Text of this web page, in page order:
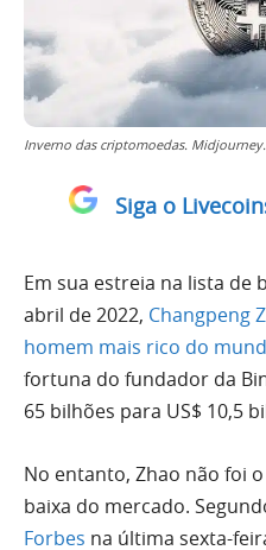
Inverno das criptomoedas. Midjourney.
Siga o
Em sua estreia na lista de
abril de 2022, Changpeng
homem mais rico do
fortuna do fundador da
65 bilhões para US$ 10,5
No entanto, Zhao não foi
baixa do mercado.
Forbes na última sexta-